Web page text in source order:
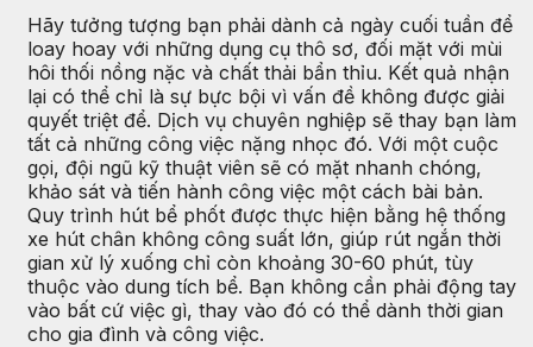
Hãy tưởng tượng bạn phải dành cả ngày cuối tuần để
loay hoay với những dụng cụ thô sơ, đối mặt với mùi
hôi thối nồng nặc và chất thải bẩn thỉu. Kết quả nhận
lại có thể chỉ là sự bực bội vì vấn đề không được giải
quyết triệt để. Dịch vụ chuyên nghiệp sẽ thay bạn làm
tất cả những công việc nặng nhọc đó. Với một cuộc
gọi, đội ngũ kỹ thuật viên sẽ có mặt nhanh chóng,
khảo sát và tiến hành công việc một cách bài bản.
Quy trình hút bể phốt được thực hiện bằng hệ thống
xe hút chân không công suất lớn, giúp rút ngắn thời
gian xử lý xuống chỉ còn khoảng 30-60 phút, tùy
thuộc vào dung tích bể. Bạn không cần phải động tay
vào bất cứ việc gì, thay vào đó có thể dành thời gian
cho gia đình và công việc.